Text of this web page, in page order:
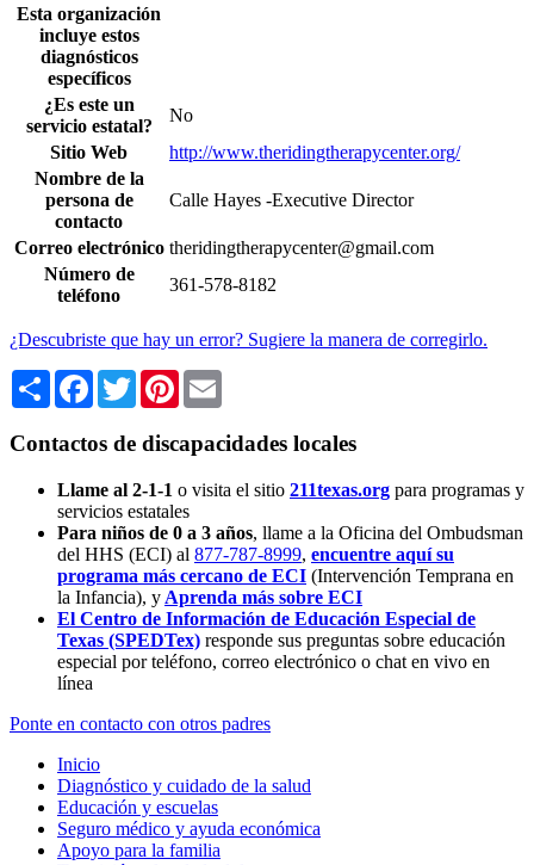
Esta organización
incluye estos
diagnósticos
específicos
¿Es este un
servicio estatal?
No
Sitio Web
http://www.theridingtherapycenter.org/
Nombre de la
persona de
contacto
Calle Hayes -Executive Director
Correo electrónico theridingtherapycenter@gmail.com
Número de
teléfono
361-578-8182
¿Descubriste que hay un error? Sugiere la manera de corregirlo.
Share Facebook
TwitterPinterest
Contactos de discapacidades locales
Llame al 2-1-1 o visita el sitio 211texas.org para programas y
servicios estatales
Para niños de 0 a 3 años, llame a la Oficina del Ombudsman
del HHS (ECI) al 877-787-8999, encuentre aquí su
programa más cercano de ECI (Intervención Temprana en
la Infancia), y Aprenda más sobre ECI
El Centro de Información de Educación Especial de
Texas (SPEDTex) responde sus preguntas sobre educación
especial por teléfono, correo electrónico o chat en vivo en
línea
Ponte en contacto con otros padres
Inicio
Diagnóstico y cuidado de la salud
Educación y escuelas
Seguro médico y ayuda económica
Apoyo para la familia